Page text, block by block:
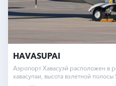
HAVASUPAI
Аэропорт Хавасуэй расположен в
хавасупаи, высота взлетной